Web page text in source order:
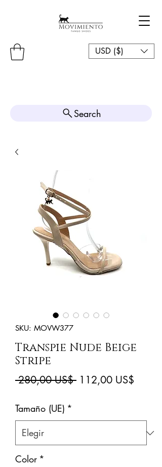
USD ($)
Search
SKU: MOVW377
Transpie Nude Beige
Stripe
280,00 US$ Precio
112,00 US$
Tamaño (UE) *
Color *